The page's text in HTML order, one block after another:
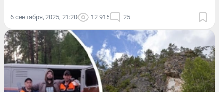
6 сентября, 2025, 21:20 12 915 25